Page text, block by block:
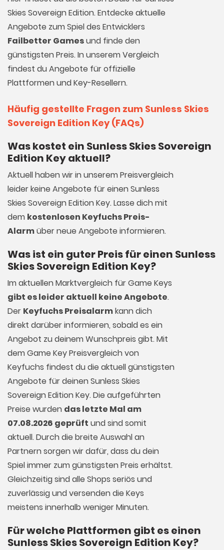
Skies Sovereign Edition. Entdecke aktuelle
Angebote zum Spiel des Entwicklers
Failbetter Gamesund finde den
günstigsten Preis. In unserem Vergleich
findest du Angebote für offizielle
Plattformen und Key-Resellern.
Häufig gestellte Fragen zum Sunless Skies
Sovereign Edition Key (FAQs)
Was kostet ein Sunless Skies Sovereign
Edition Key aktuell?
Aktuell haben wir in unserem Preisvergleich
leider keine Angebote für einen Sunless
Skies Sovereign Edition Key. Lasse dich mit
dem kostenlosen Keyfuchs Preis-
Alarmüber neue Angebote informieren.
Was ist ein guter Preis für einen Sunless
Skies Sovereign Edition Key?
Im aktuellen Marktvergleich fürGame Keys
gibt es leider aktuell keine Angebote.
Der Keyfuchs Preisalarmkann dich
direkt darüber informieren, sobald es ein
Angebot zu deinem Wunschpreis gibt. Mit
dem Game Key Preisvergleich von
Keyfuchs findest du die aktuell günstigsten
Angebote für deinen Sunless Skies
Sovereign Edition Key. Die aufgeführten
Preise wurden das letzte Mal am
07.08.2026 geprüft und sind somit
aktuell. Durch die breite Auswahl an
Partnern sorgen wir dafür, dass du dein
Spiel immer zum günstigsten Preis erhältst.
Gleichzeitig sind alle Shops seriös und
zuverlässig und versenden die Keys
meistens innerhalb weniger Minuten.
Für welche Plattformen gibt es einen
Sunless Skies Sovereign Edition Key?